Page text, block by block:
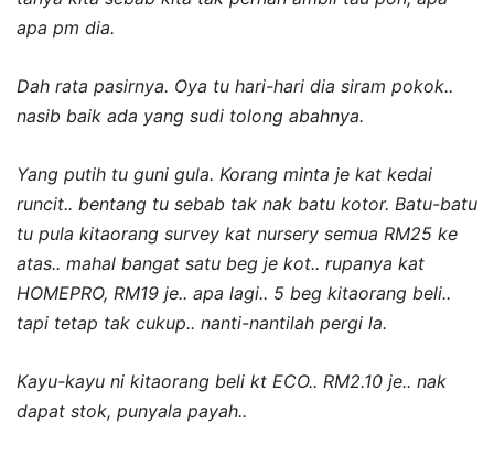
apa pm dia.
Dah rata pasirnya. Oya tu hari-hari dia siram pokok..
nasib baik ada yang sudi tolong abahnya.
Yang putih tu guni gula. Korang minta je kat kedai
runcit.. bentang tu sebab tak nak batu kotor. Batu-batu
tu pula kitaorang survey kat nursery semua RM25 ke
atas.. mahal bangat satu beg je kot.. rupanya kat
HOMEPRO, RM19 je.. apa lagi.. 5 beg kitaorang beli..
tapi tetap tak cukup.. nanti-nantilah pergi la.
Kayu-kayu ni kitaorang beli kt ECO.. RM2.10 je.. nak
dapat stok, punyala payah..